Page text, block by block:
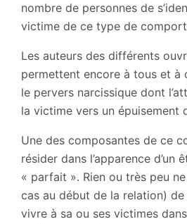
nombre de personnes de
victime de ce type de
Les auteurs des différents
permettent encore à tous et à
le pervers narcissique dont
la victime vers un épuisement
Une des composantes de ce
résider dans l’apparence d’un
« parfait ». Rien ou très peu
cas au début de la relation) de
vivre à sa ou ses victimes